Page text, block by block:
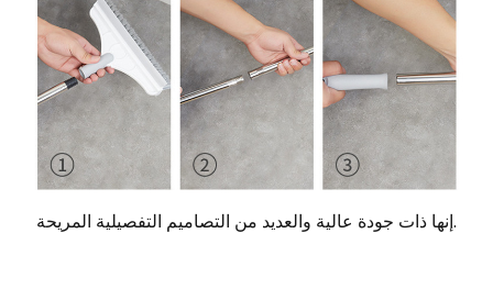
إنها ذات جودة عالية والعديد من التصاميم التفصيلية المريحة.